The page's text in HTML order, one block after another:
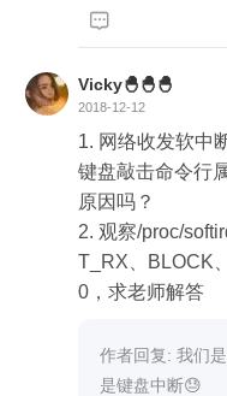
据不太准确且不
做坏事哦)
3.tcpdump 之前
求,都是在
-----------
有同学说"仅凭
N FLOOD，感觉
我是这样认为的:
你tcpdump 截取
可以合理推理出
毕竟平常不会有

Vicky🐣🐣🐣
2018-12-12
1. 网络收发软中
键盘敲击命令行
原因吗？
2. 观察/proc/
T_RX、BLOCK
0，求老师解答
作者回复: 我们
是键盘中断😓